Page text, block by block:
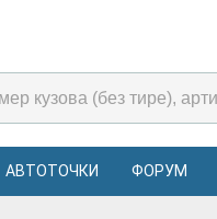
АВТОТОЧКИ ФОРУМ